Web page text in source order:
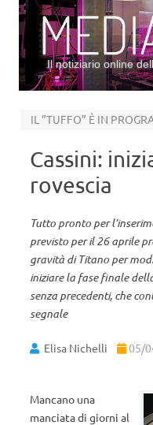
Il notiziario online
Cassini:
rovescia
Tutto pronto per
previsto per il 26 aprile
gravità di Titano per
iniziare la fase finale
senza precedenti, che
segnale
Elisa Nichelli 05/
Mancano una
manciata di giorni al